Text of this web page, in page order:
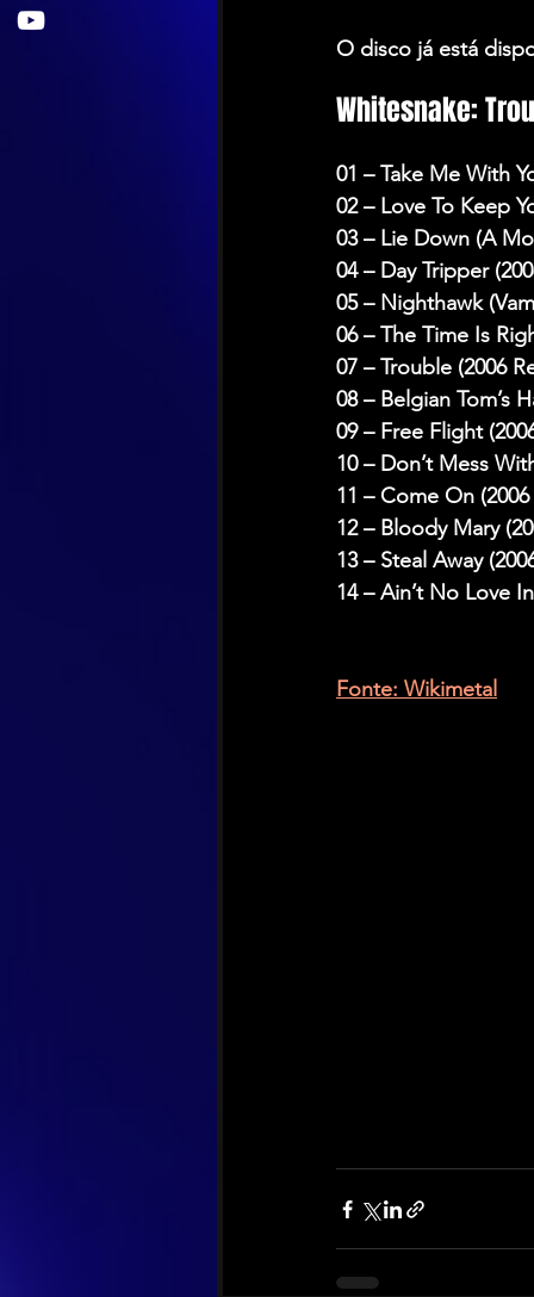
O disco já está
Whitesnake:
01 – Take Me With
02 – Love To Keep
03 – Lie Down (A
04 – Day Tripper
05 – Nighthawk
06 – The Time Is
07 – Trouble (2006
08 – Belgian Tom’s
09 – Free Flight
10 – Don’t Mess
11 – Come On
12 – Bloody Mary
13 – Steal Away
14 – Ain’t No Love
Fonte: Wikimetal